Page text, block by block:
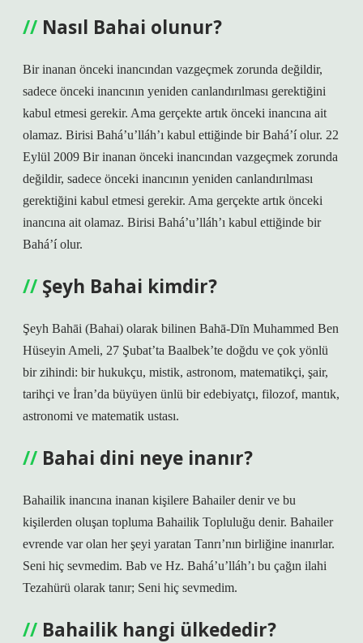
Nasıl Bahai olunur?
Bir inanan önceki inancından vazgeçmek zorunda değildir,
sadece önceki inancının yeniden canlandırılması gerektiğini
kabul etmesi gerekir. Ama gerçekte artık önceki inancına ait
olamaz. Birisi Bahá’u’lláh’ı kabul ettiğinde bir Bahá’í olur. 22
Eylül 2009 Bir inanan önceki inancından vazgeçmek zorunda
değildir, sadece önceki inancının yeniden canlandırılması
gerektiğini kabul etmesi gerekir. Ama gerçekte artık önceki
inancına ait olamaz. Birisi Bahá’u’lláh’ı kabul ettiğinde bir
Bahá’í olur.
Şeyh Bahai kimdir?
Şeyh Bahāi (Bahai) olarak bilinen Bahā-Dīn Muhammed Ben
Hüseyin Ameli, 27 Şubat’ta Baalbek’te doğdu ve çok yönlü
bir zihindi: bir hukukçu, mistik, astronom, matematikçi, şair,
tarihçi ve İran’da büyüyen ünlü bir edebiyatçı, filozof, mantık,
astronomi ve matematik ustası.
Bahai dini neye inanır?
Bahailik inancına inanan kişilere Bahailer denir ve bu
kişilerden oluşan topluma Bahailik Topluluğu denir. Bahailer
evrende var olan her şeyi yaratan Tanrı’nın birliğine inanırlar.
Seni hiç sevmedim. Bab ve Hz. Bahá’u’lláh’ı bu çağın ilahi
Tezahürü olarak tanır; Seni hiç sevmedim.
Bahailik hangi ülkededir?